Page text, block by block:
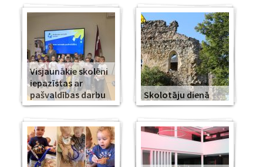
Visjaunākie skolēni
iepazīstas ar
pašvaldības darbu
Skolotāju dienā